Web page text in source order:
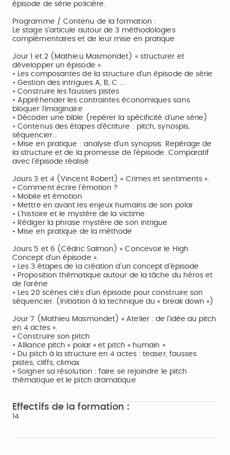
épisode de série policière.
Programme / Contenu de la formation :
Le stage s’articule autour de 3 méthodologies
complémentaires et de leur mise en pratique
Jour 1 et 2 (Mathieu Masmondet) « structurer et
développer un épisode ».
• Les composantes de la structure d’un épisode de série
• Gestion des intrigues A, B, C …
• Construire les fausses pistes
• Appréhender les contraintes économiques sans
bloquer l’imaginaire
• Décoder une bible (repérer la spécificité d’une série)
• Contenus des étapes d’écriture : pitch, synospis,
séquencier…
• Mise en pratique : analyse d’un synopsis. Repérage de
la structure et de la promesse de l’épisode. Comparatif
avec l’épisode réalisé
Jours 3 et 4 (Vincent Robert) « Crimes et sentiments ».
• Comment écrire l’émotion ?
• Mobile et émotion
• Mettre en avant les enjeux humains de son polar
• L’histoire et le mystère de la victime
• Rédiger la phrase mystère de son intrigue
• Mise en pratique de la méthode
Jours 5 et 6 (Cédric Salmon) « Concevoir le High
Concept d’un épisode ».
• Les 3 étapes de la création d’un concept d’épisode
• Proposition thématique autour de la tâche du héros et
de l’arène
• Les 20 scènes clés d’un épisode pour construire son
séquencier. (Initiation à la technique du « break down »)
Jour 7 (Mathieu Masmondet) « Atelier : de l’idée au pitch
en 4 actes ».
• Construire son pitch
• Alliance pitch « polar » et pitch « humain »
• Du pitch à la structure en 4 actes : teaser, fausses
pistes, cliffs, climax
• Soigner sa résolution : faire se rejoindre le pitch
thématique et le pitch dramatique
Effectifs de la formation :
14